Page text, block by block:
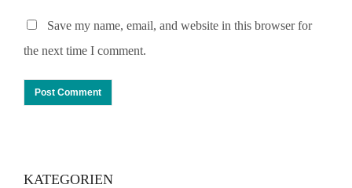
Save my name, email, and website in this browser for
the next time I comment.
KATEGORIEN